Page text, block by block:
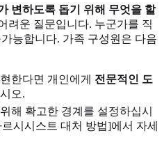
변하도록 돕기 위해 무엇을 할
려운 질문입니다. 누군가를 직
능합니다. 가족 구성원은 다음
한다면 개인에게 전문적인 도
오.
해 확고한 경계를 설정하십시
시시스트 대처 방법]에서 자세